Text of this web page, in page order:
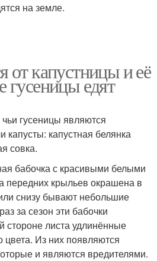
на земле.
от капустницы и её
гусеницы едят
гусеницы являются
капусты: капустная белянка
совка.
бабочка с красивыми белыми
крыльев окрашена в
снизу бывают небольшие
за сезон эти бабочки
стороне листа удлинённые
Из них появляются
и являются вредителями.